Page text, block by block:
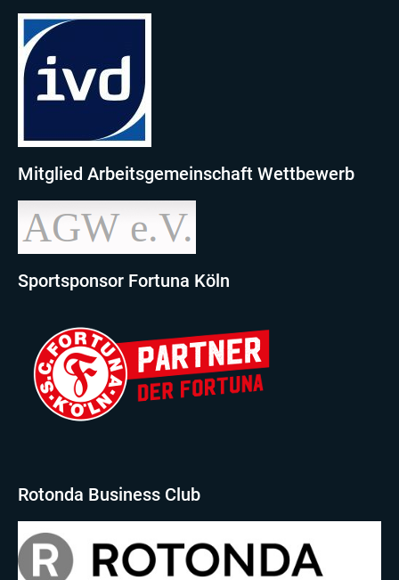
Mitglied Arbeitsgemeinschaft Wettbewerb
Sportsponsor Fortuna Köln
Rotonda Business Club